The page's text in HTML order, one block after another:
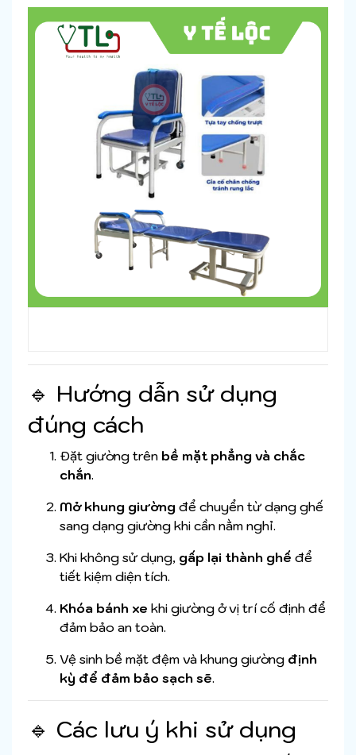
🔹 Hướng dẫn sử dụng
đúng cách
Đặt giường trên bề mặt phẳng và chắc
chắn.
Mở khung giường để chuyển từ dạng ghế
sang dạng giường khi cần nằm nghỉ.
Khi không sử dụng, gấp lại thành ghế để
tiết kiệm diện tích.
Khóa bánh xe khi giường ở vị trí cố định để
đảm bảo an toàn.
Vệ sinh bề mặt đệm và khung giường định
kỳ để đảm bảo sạch sẽ.
🔹 Các lưu ý khi sử dụng